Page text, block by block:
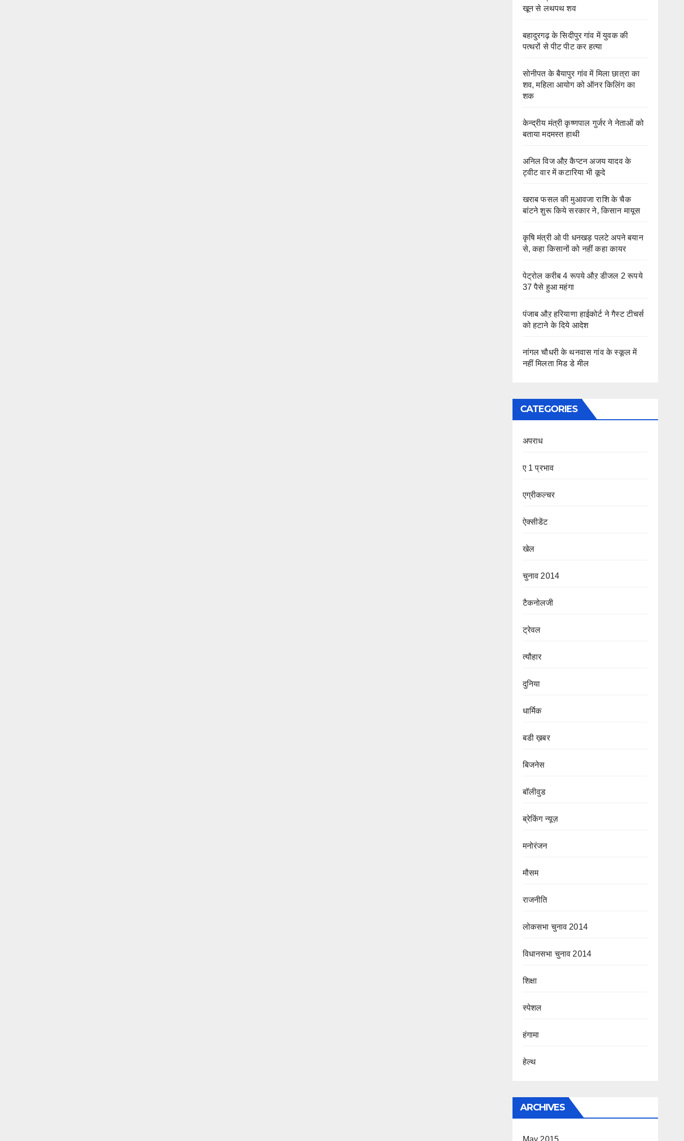
खून से लथपथ शव
बहादुरगढ़ के सिदीपुर गांव में युवक की
पत्थरों से पीट पीट कर हत्या
सोनीपत के बैयापुर गांव में मिला छात्रा का
शव, महिला आयोग को ऑनर किलिंग का
शक
केन्द्रीय मंत्री कृष्णपाल गुर्जर ने नेताओं को
बताया मदमस्त हाथी
अनिल विज औऱ कैप्टन अजय यादव के
ट्वीट वार में कटारिया भी कूदे
खराब फसल की मुआवजा राशि के चैक
बांटने शुरू किये सरकार ने, किसान मायूस
कृषि मंत्री ओ पी धनखड़ पलटे अपने बयान
से, कहा किसानों को नहीं कहा कायर
पेट्रोल करीब 4 रूपये औऱ डीजल 2 रूपये
37 पैसे हुआ महंगा
पंजाब औऱ हरियाणा हाईकोर्ट ने गैस्ट टीचर्स
को हटाने के दिये आदेश
नांगल चौधरी के थनवास गांव के स्कूल में
नहीं मिलता मिड डे मील
CATEGORIES
अपराध
ए 1 प्रभाव
एग्रीकल्चर
ऐक्सीडेंट
खेल
चुनाव 2014
टैकनोलजी
ट्रेवल
त्यौहार
दुनिया
धार्मिक
बडी ख़बर
बिजनेस
बॉलीवुड
ब्रेकिंग न्यूज़
मनोरंजन
मौसम
राजनीति
लोकसभा चुनाव 2014
विधानसभा चुनाव 2014
शिक्षा
स्पेशल
हंगामा
हेल्थ
ARCHIVES
May 2015